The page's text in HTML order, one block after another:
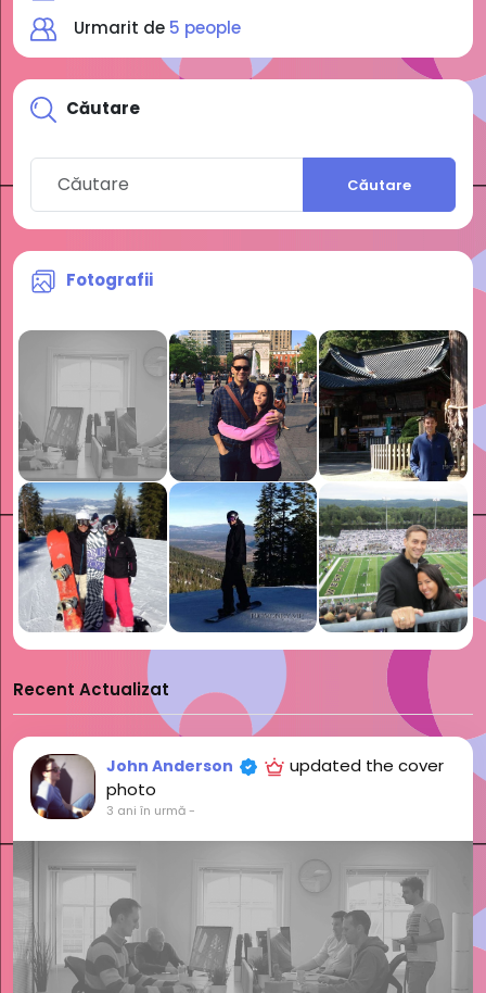
Urmarit de 5 people
Căutare
Căutare
Fotografii
Recent Actualizat
John Anderson
updated the cover
photo
3 ani în urmă-